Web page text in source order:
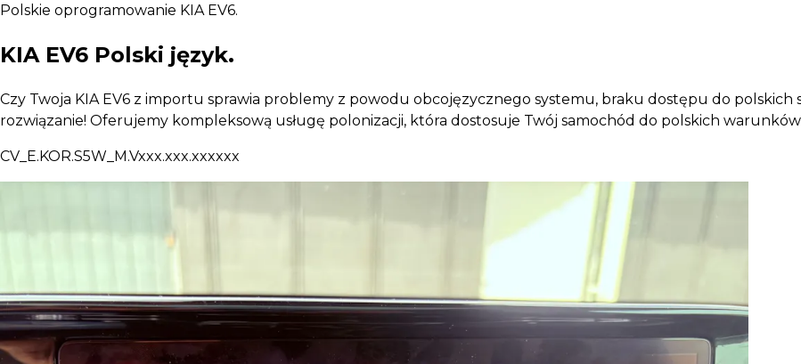
Polskie oprogramowanie KIA EV6.
KIA EV6 Polski język.
Czy Twoja KIA EV6 z importu sprawia problemy z powodu obcojęzycznego systemu, braku dostępu do
rozwiązanie! Oferujemy kompleksową usługę polonizacji, która dostosuje Twój samochód do polskich
CV_E.KOR.S5W_M.Vxxx.xxx.xxxxxx